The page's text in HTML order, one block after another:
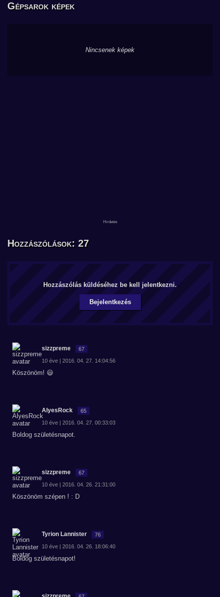
Gépsarok képek
Nincsenek képek
Hozzászólások: 27
Hozzászólás küldéséhez be kell jelentkezni.
Bejelentkezés
sizzpreme 67
10 éve | 2016. 04. 27. 14:04:56
Köszönöm! 😃
AlyesRock 65
10 éve | 2016. 04. 27. 00:33:03
Boldog születésnapot.
sizzpreme 67
10 éve | 2016. 04. 26. 21:31:00
Köszönöm szépen ! : D
Tyrion Lannister 76
10 éve | 2016. 04. 26. 18:06:40
Boldog születésnapot!